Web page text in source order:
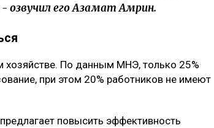
озвучил его Азамат Амрин.
хозяйстве. По данным МНЭ, только 25%
при этом 20% работников не имеют
повысить эффективность